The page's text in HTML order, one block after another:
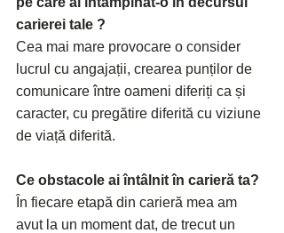
carierei tale ?
Cea mai mare provocare o consider
lucrul cu angajații, crearea punților de
comunicare între oameni diferiți ca și
caracter, cu pregătire diferită cu viziune
de viață diferită.
Ce obstacole ai întâlnit în carieră ta?
În fiecare etapă din carieră mea am
avut la un moment dat, de trecut un